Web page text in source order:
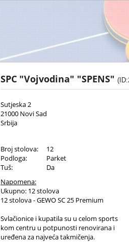
SPC "Vojvodina" "SPENS"
Sutjeska 2
21000 Novi Sad
Srbija
Broj stolova:
12
Podloga:
Parket
Tuš:
Da
Napomena:
Ukupno: 12 stolova
12 stolova - GEWO SC 25 Premium
Svlačionice i kupatila su u celom sports
kom centru u potpunosti renovirana i
uređena za najveća takmičenja.